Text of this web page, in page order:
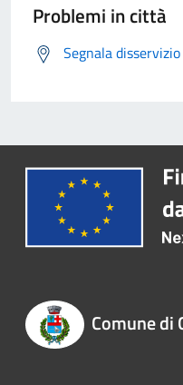
Problemi in città
Segnala disservizio
Comune di